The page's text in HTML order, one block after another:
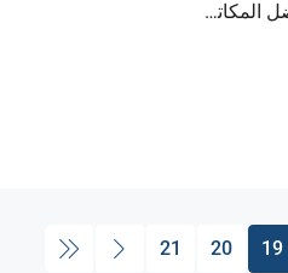
مول V Mall في زهراء المعادي يقدم لك أفضل المكاتب الإدارية للبيع
19
20
21